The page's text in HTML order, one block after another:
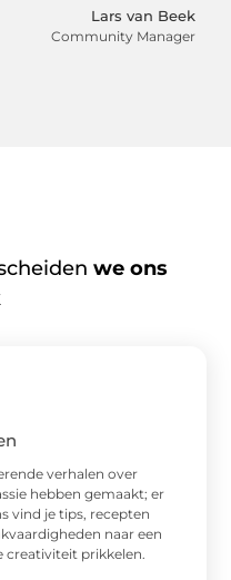
Lars van Beek
Community Manager
we ons
verhalen over
hebben gemaakt; er
vind je tips, recepten
naar een
creativiteit prikkelen.